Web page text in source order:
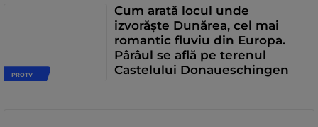
PROTV
Cum arată locul unde
izvorăște Dunărea, cel mai
romantic fluviu din Europa.
Pârâul se află pe terenul
Castelului Donaueschingen